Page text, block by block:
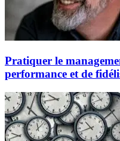
Pratiquer le
performance et de